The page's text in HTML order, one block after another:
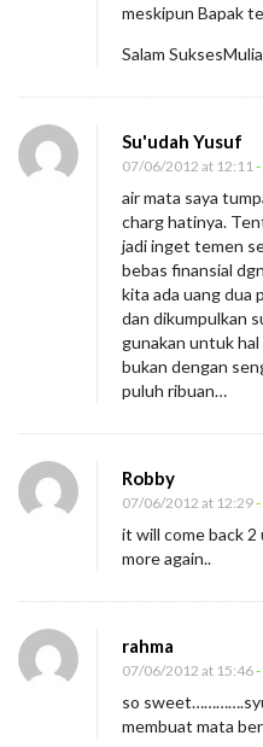
meskipun Bapak
Salam
Su'udah Yusuf
07/06/2012 at 12:11 -
air mata saya
charg hatinya.
jadi inget temen
bebas finansial
kita ada uang dua
dan dikumpulkan
gunakan untuk
bukan dengan
puluh ribuan…
Robby
07/06/2012 at 12:29-
it will come back 2
more again..
rahma
07/06/2012 at 15:46-
so
membuat mata